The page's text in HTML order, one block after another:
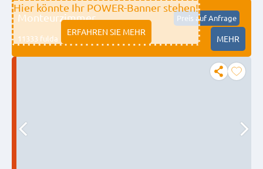
Hier könnte Ihr POWER-Banner stehen!
ERFAHREN SIE MEHR
Monteurzimmer Preis auf Anfrage
11333 fulda MEHR